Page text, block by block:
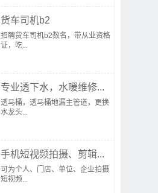
货车司机b2
招聘货车司机b2数名，带从业资格
证，吃...
专业透下水，水暖维修...
透马桶，透马桶地漏主管道，更换
水龙头...
手机短视频拍摄、剪辑...
可为个人、门店、单位、企业拍摄
短视频...